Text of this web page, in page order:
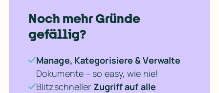
Noch mehr Gründe
gefällig?
Manage, Kategorisiere & Verwalte
Dokumente – so easy, wie nie!
Blitzschneller Zugriff auf alle